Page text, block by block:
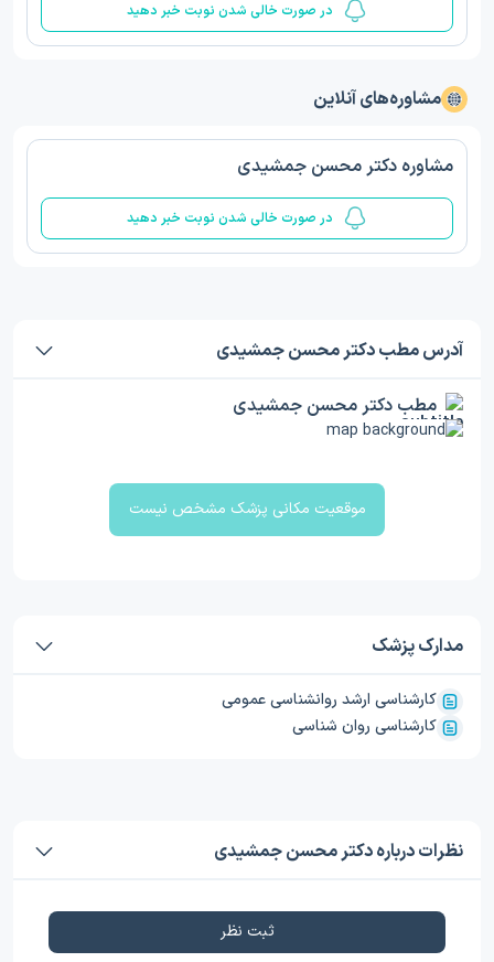
در صورت خالی شدن نوبت خبر دهید
مشاوره‌های آنلاین
مشاوره دکتر محسن جمشیدی
در صورت خالی شدن نوبت خبر دهید
آدرس مطب دکتر محسن جمشیدی
مطب دکتر محسن جمشیدی
موقعیت مکانی پزشک مشخص نیست
مدارک پزشک
کارشناسی ارشد روانشناسی عمومی
کارشناسی روان شناسی
نظرات درباره دکتر محسن جمشیدی
ثبت نظر